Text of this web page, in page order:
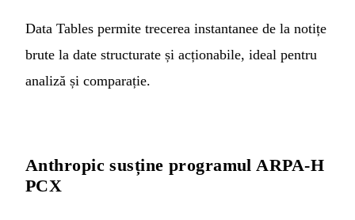
Data Tables permite trecerea instantanee de la notițe
brute la date structurate și acționabile, ideal pentru
analiză și comparație.
Anthropic susține programul ARPA-H
PCX